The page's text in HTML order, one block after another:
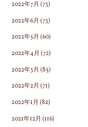
2022年7月 (73)
2022年6月 (73)
2022年5月 (60)
2022年4月 (72)
2022年3月 (85)
2022年2月 (71)
2022年1月 (82)
2021年12月 (116)